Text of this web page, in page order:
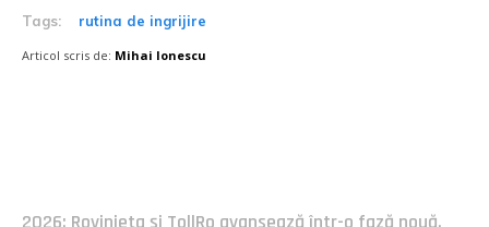
Tags: rutina de ingrijire
Articol scris de: Mihai Ionescu
2026: Rovinieta și TollRo avansează într-o fază nouă.